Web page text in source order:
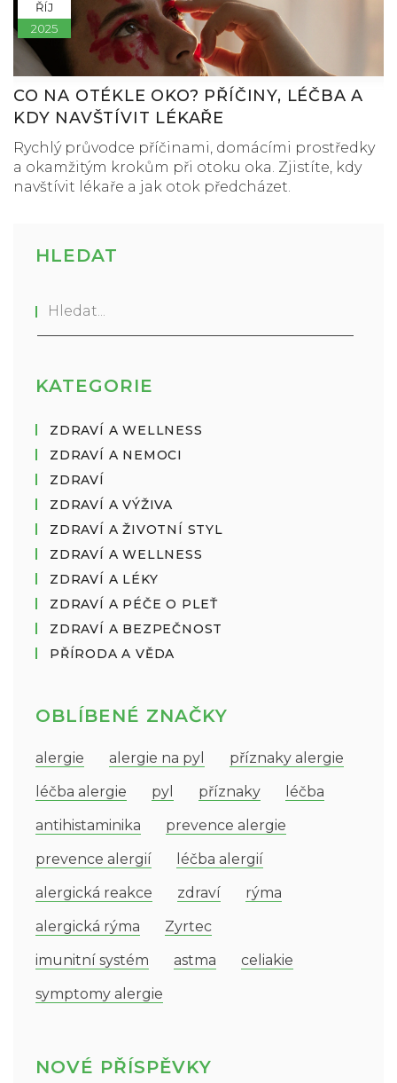
ŘÍJ
2025
CO NA OTÉKLE OKO? PŘÍČINY, LÉČBA A
KDY NAVŠTÍVIT LÉKAŘE
Rychlý průvodce příčinami, domácími prostředky
a okamžitým krokům při otoku oka. Zjistíte, kdy
navštívit lékaře a jak otok předcházet.
HLEDAT
KATEGORIE
ZDRAVÍ A WELLNESS
ZDRAVÍ A NEMOCI
ZDRAVÍ
ZDRAVÍ A VÝŽIVA
ZDRAVÍ A ŽIVOTNÍ STYL
ZDRAVÍ A WELLNESS
ZDRAVÍ A LÉKY
ZDRAVÍ A PÉČE O PLEŤ
ZDRAVÍ A BEZPEČNOST
PŘÍRODA A VĚDA
OBLÍBENÉ ZNAČKY
alergie alergie na pyl
příznaky alergie
léčba alergie
pyl příznaky
léčba
antihistaminika
prevence alergie
prevence alergií
léčba alergií
alergická reakce
zdraví
rýma
alergická rýma
Zyrtec
imunitní systém
astma
celiakie
symptomy alergie
NOVÉ PŘÍSPĚVKY